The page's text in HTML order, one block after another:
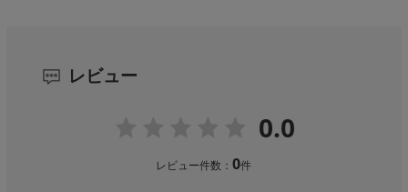
レビュー
0.0
レビュー件数：0件